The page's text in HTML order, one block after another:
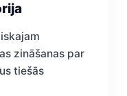
zināšanas par
tiešās